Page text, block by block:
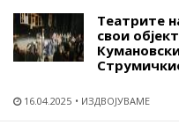
Театрите
свои
16.04.2025 ИЗДВОЈУВАМЕ